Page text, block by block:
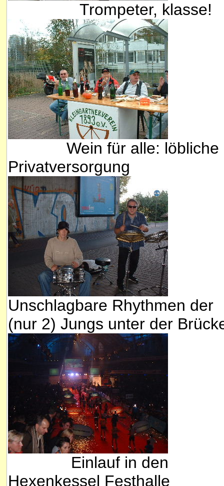
Trompeter, klasse!
Wein für alle: löbliche
Privatversorgung
Unschlagbare Rhythmen der
(nur 2) Jungs unter der
Einlauf in den
Hexenkessel Festhalle